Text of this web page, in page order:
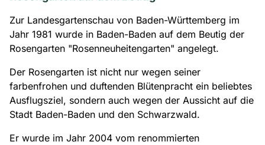
Zur Landesgartenschau von Baden-Württemberg im
Jahr 1981 wurde in Baden-Baden auf dem Beutig der
Rosengarten "Rosenneuheitengarten" angelegt.
Der Rosengarten ist nicht nur wegen seiner
farbenfrohen und duftenden Blütenpracht ein beliebtes
Ausflugsziel, sondern auch wegen der Aussicht auf die
Stadt Baden-Baden und den Schwarzwald.
Er wurde im Jahr 2004 vom renommierten